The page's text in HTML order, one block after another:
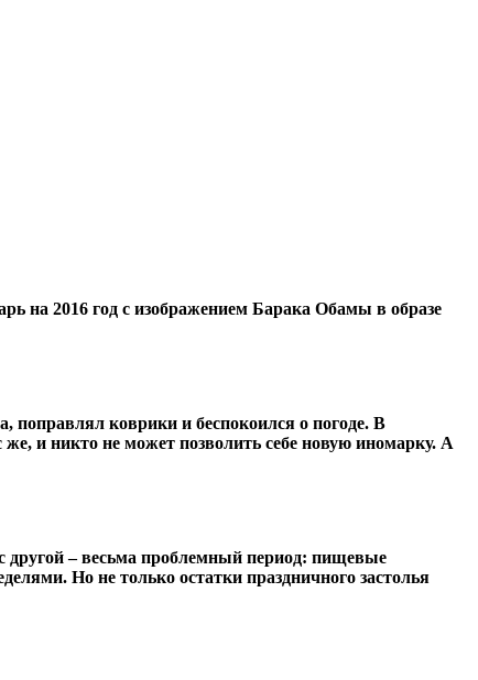
на 2016 год с изображением Барака Обамы в образе
поправлял коврики и беспокоился о погоде. В
же, и никто не может позволить себе новую иномарку. А
другой – весьма проблемный период: пищевые
Но не только остатки праздничного застолья